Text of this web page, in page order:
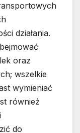
działania.
oraz
wszelkie
wymieniać
również
do